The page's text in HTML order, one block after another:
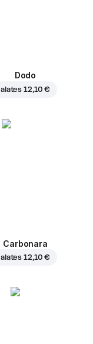
Dodo
alates 12,10 €
Carbonara
alates 12,10 €